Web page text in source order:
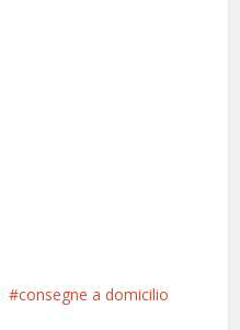
consegne a domicilio